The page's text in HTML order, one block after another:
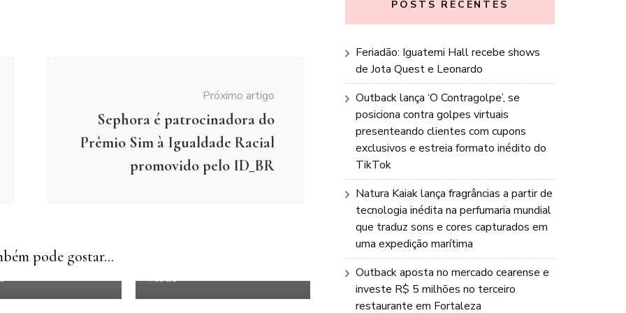
Próximo artigo
Sephora é patrocinadora do
Prêmio Sim à Igualdade Racial
promovido pelo ID_BR
pode gostar...
apresenta EGEO
Verde
POSTS RECENTES
Feriadão: Iguatemi Hall recebe shows
de Jota Quest e Leonardo
Outback lança ‘O Contragolpe’, se
posiciona contra golpes virtuais
presenteando clientes com cupons
exclusivos e estreia formato inédito do
TikTok
Natura Kaiak lança fragrâncias a partir de
tecnologia inédita na perfumaria mundial
que traduz sons e cores capturados em
uma expedição marítima
Outback aposta no mercado cearense e
investe R$ 5 milhões no terceiro
restaurante em Fortaleza